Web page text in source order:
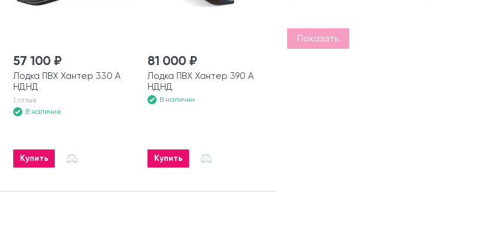
57 100 ₽
Лодка ПВХ Хантер 330 А
НДНД
1 отзыв
В наличии
Купить
81 000 ₽
Лодка ПВХ Хантер 390 А
НДНД
В наличии
Купить
Показать